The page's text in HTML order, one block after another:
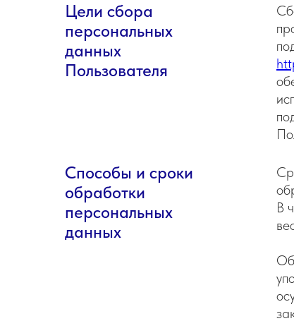
Цели сбора
персональных
данных
Пользователя
Способы и сроки
обработки
персональных
данных
В